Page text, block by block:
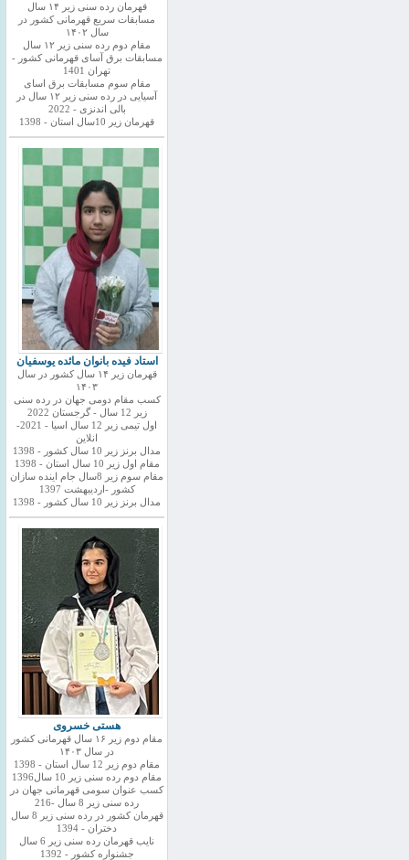
قهرمان رده سنی زیر ۱۴ سال
مسابقات سریع قهرمانی کشور در
سال ۱۴۰۲
مقام دوم رده سنی زیر ۱۲ سال
مسابقات برق آسای قهرمانی کشور -
تهران 1401
مقام سوم مسابقات برق اسای
آسیایی در رده سنی زیر ۱۲ سال در
بالی اندنزی - 2022
قهرمان زیر 10سال استان - 1398
استاد فیده بانوان مائده یوسفیان
قهرمان زیر ۱۴ سال کشور در سال
۱۴۰۳
کسب مقام دومی جهان در رده سنی
زیر 12 سال - گرجستان 2022
اول تیمی زیر 12 سال اسیا - 2021-
انلاین
مدال برنز زیر 10 سال کشور - 1398
مقام اول زیر 10 سال استان - 1398
مقام سوم زیر 8سال جام اینده سازان
کشور -اردیبهشت 1397
مدال برنز زیر 10 سال کشور - 1398
هستی خسروی
مقام دوم زیر ۱۶ سال قهرمانی کشور
در سال ۱۴۰۳
مقام دوم زیر 12 سال استان - 1398
مقام دوم رده سنی زیر 10 سال1396
کسب عنوان سومی قهرمانی جهان در
رده سنی زیر 8 سال -216
قهرمان کشور در رده سنی زیر 8 سال
دختران - 1394
نایب قهرمان رده سنی زیر 6 سال
جشنواره کشور - 1392